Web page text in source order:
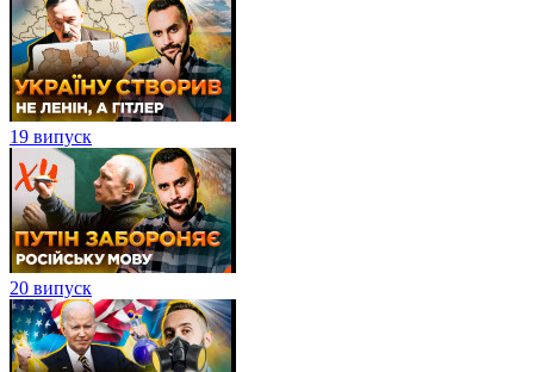
19 випуск
20 випуск